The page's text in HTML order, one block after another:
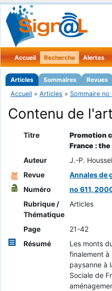
Accueil Recherche
Articles Sommaires Revues
Alertes
Accueil » Articles » Sommaire no
Contenu de
Titre
Promotion
France :
Auteur
J.-P. Houssel
Revue
Annales de
Numéro
no 611,
Rubrique /
Thématique
Articles
Page
21-42
Résumé
Les monts
finalement
paysanne à
Sociale de